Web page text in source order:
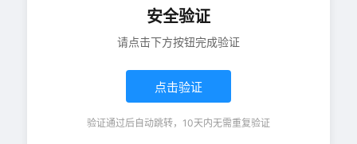
安全验证
请点击下方按钮完成验证
点击验证
验证通过后自动跳转，10天内无需重复验证